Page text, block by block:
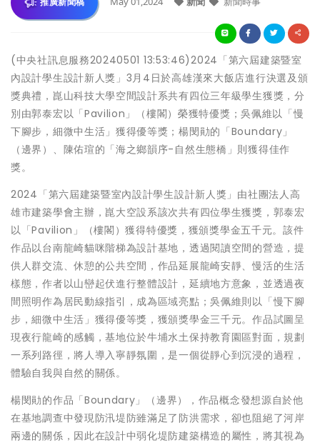
(中央社訊息服務20240501 13:53:46)2024「第六屆建築暨室
內設計學生設計新人獎」3月4日於高雄漢來大飯店進行決選及頒
獎典禮，崑山科技大學空間設計系共有四位三年級學生獲獎，分
別由郭泰宏以「Pavilion」（樓閣）榮獲特優獎；吳佩維以「慢
下腳步，細微中生活」獲得優等獎；楊閔勛的「Boundary」
（邊界）、陳佑瑄的「海之鄉韻序-自然生態橋」則獲得佳作
獎。
2024「第六屆建築暨室內設計學生設計新人獎」由社團法人高
雄市建築學會主辦，崑大空設系該次共有四位學生獲獎，郭泰宏
以「Pavilion」（樓閣）獲得特優獎，獲頒獎學金五千元。該件
作品以台南龍崎貓咪階梯為設計基地，透過閱讀空間的營造，提
供人群交流、休憩的公共空間，作品延展龍崎安靜、慢活的生活
樣態，作者以山巒起伏進行整體設計，延續地方意象，並透過夜
間照明作為居民動線指引，成為區域亮點；吳佩維則以「慢下腳
步，細微中生活」獲得優等獎，獲頒獎學金三千元。作品試圖呈
現夜行龍崎的感觸，基地位於牛埔水土保持教育園區對面，規劃
一系列路徑，將人導入寧靜氛圍，是一個從靜心到沉浸的過程，
體驗自我與自然的關係。
楊閔勛的作品「Boundary」（邊界），作品概念發想源自於他
在基地調查中發現防汛堤防雖滿足了防洪需求，卻也阻絕了河岸
兩邊的關係，因此在設計中弱化堤防建築構造的屬性，將其視為